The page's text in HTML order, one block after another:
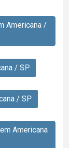
Americana /
/ SP
/ SP
Americana